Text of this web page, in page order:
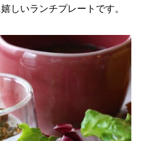
しいランチプレートです。